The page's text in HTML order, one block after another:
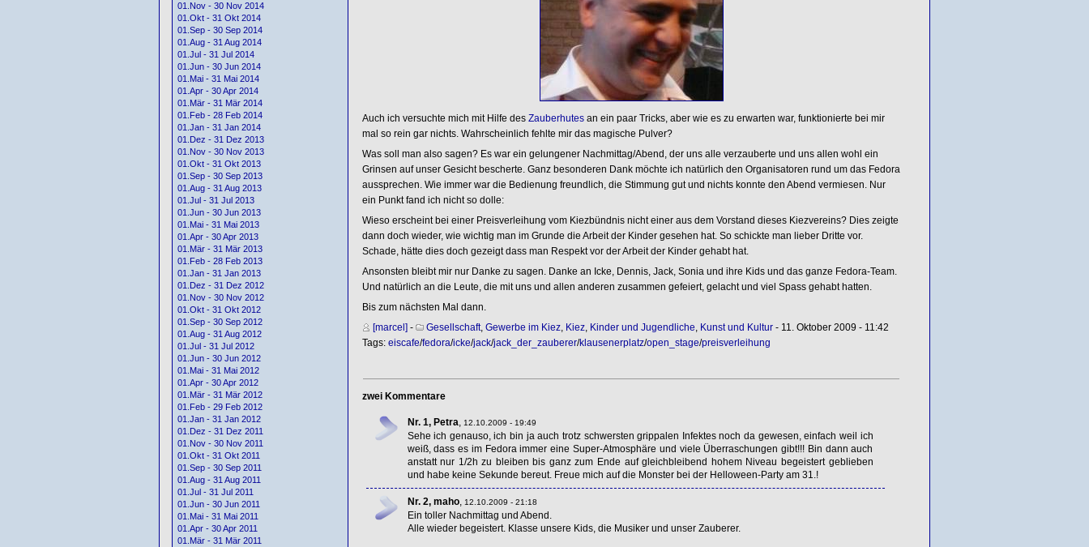
01.Nov - 30 Nov 2014
01.Okt - 31 Okt 2014
01.Sep - 30 Sep 2014
01.Aug - 31 Aug 2014
01.Jul - 31 Jul 2014
01.Jun - 30 Jun 2014
01.Mai - 31 Mai 2014
01.Apr - 30 Apr 2014
01.Mär - 31 Mär 2014
01.Feb - 28 Feb 2014
01.Jan - 31 Jan 2014
01.Dez - 31 Dez 2013
01.Nov - 30 Nov 2013
01.Okt - 31 Okt 2013
01.Sep - 30 Sep 2013
01.Aug - 31 Aug 2013
01.Jul - 31 Jul 2013
01.Jun - 30 Jun 2013
01.Mai - 31 Mai 2013
01.Apr - 30 Apr 2013
01.Mär - 31 Mär 2013
01.Feb - 28 Feb 2013
01.Jan - 31 Jan 2013
01.Dez - 31 Dez 2012
01.Nov - 30 Nov 2012
01.Okt - 31 Okt 2012
01.Sep - 30 Sep 2012
01.Aug - 31 Aug 2012
01.Jul - 31 Jul 2012
01.Jun - 30 Jun 2012
01.Mai - 31 Mai 2012
01.Apr - 30 Apr 2012
01.Mär - 31 Mär 2012
01.Feb - 29 Feb 2012
01.Jan - 31 Jan 2012
01.Dez - 31 Dez 2011
01.Nov - 30 Nov 2011
01.Okt - 31 Okt 2011
01.Sep - 30 Sep 2011
01.Aug - 31 Aug 2011
01.Jul - 31 Jul 2011
01.Jun - 30 Jun 2011
01.Mai - 31 Mai 2011
01.Apr - 30 Apr 2011
01.Mär - 31 Mär 2011
Auch ich versuchte mich mit Hilfe des Zauberhutesan ein paar Tricks, aber wie es zu erwarten war, funktionierte bei mir
mal so rein gar nichts. Wahrscheinlich fehlte mir das magische Pulver?
Was soll man also sagen? Es war ein gelungener Nachmittag/Abend, der uns alle verzauberte und uns allen wohl ein
Grinsen auf unser Gesicht bescherte. Ganz besonderen Dank möchte ich natürlich den Organisatoren rund um das Fedora
aussprechen. Wie immer war die Bedienung freundlich, die Stimmung gut und nichts konnte den Abend vermiesen. Nur
ein Punkt fand ich nicht so dolle:
Wieso erscheint bei einer Preisverleihung vom Kiezbündnis nicht einer aus dem Vorstand dieses Kiezvereins? Dies zeigte
dann doch wieder, wie wichtig man im Grunde die Arbeit der Kinder gesehen hat. So schickte man lieber Dritte vor.
Schade, hätte dies doch gezeigt dass man Respekt vor der Arbeit der Kinder gehabt hat.
Ansonsten bleibt mir nur Danke zu sagen. Danke an Icke, Dennis, Jack, Sonia und ihre Kids und das ganze Fedora-Team.
Und natürlich an die Leute, die mit uns und allen anderen zusammen gefeiert, gelacht und viel Spass gehabt hatten.
Bis zum nächsten Mal dann.
[marcel]- Gesellschaft, Gewerbe im Kiez, Kiez, Kinder und Jugendliche Kunst und Kultur- 11. Oktober 2009 - 11:42
Tags: eiscafe/fedora/icke/jack/jack_der_zauberer/klausenerplatz/open_stage/preisverleihung
zwei Kommentare
Nr. 1, Petra 12.10.2009 - 19:49
Sehe ich genauso, ich bin ja auch trotz schwersten grippalen Infektes noch da gewesen, einfach weil ich
weiß, dass es im Fedora immer eine Super-Atmosphäre und viele Überraschungen gibt!!! Bin dann auch
anstatt nur 1/2h zu bleiben bis ganz zum Ende auf gleichbleibend hohem Niveau begeistert geblieben
und habe keine Sekunde bereut. Freue mich auf die Monster bei der Helloween-Party am 31.!
Nr. 2, maho, 12.10.2009 - 21:18
Ein toller Nachmittag und Abend.
Alle wieder begeistert. Klasse unsere Kids, die Musiker und unser Zauberer.